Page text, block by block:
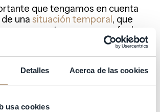
Detalles Acerca de las cookies
usa cookies
que tengamos en cuenta
una situación temporal, que
aunque no tengamos una fecha
indica que no se va a tratar
de tiempo muy extenso. De esta
va a determinar (cómo única y
el fracaso de nuestro
El sentimiento de control nos